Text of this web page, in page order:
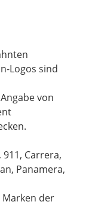
Logos sind
von
Carrera,
Panamera,
der